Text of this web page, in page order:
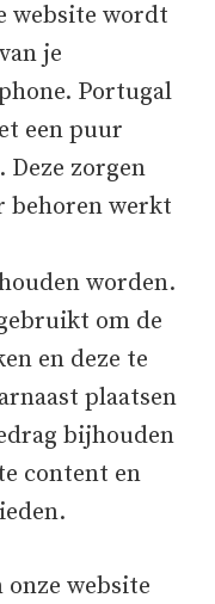
website wordt
je
Portugal
een puur
zorgen
behoren werkt
worden.
om de
en deze te
plaatsen
bijhouden
content en
onze website